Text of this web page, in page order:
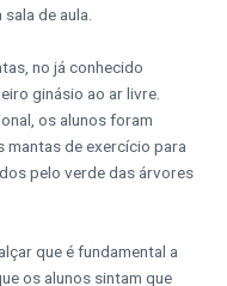
de aula.
no já conhecido
ginásio ao ar livre.
os alunos foram
de exercício para
pelo verde das árvores
que é fundamental a
os alunos sintam que